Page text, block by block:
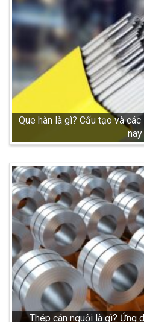
Que hàn là gì? Cấu tạo và
nay
Thép cán nguội là gì? Ứng